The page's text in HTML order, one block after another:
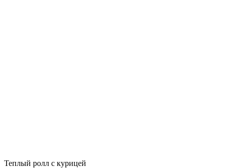
Теплый ролл с курицей